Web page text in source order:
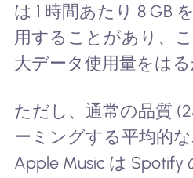
は 1 時間あたり 8 GB
用することがあり、
大データ使用量をはる
ただし、通常の品質
ーミングする平均的な
Apple Music は Spotify